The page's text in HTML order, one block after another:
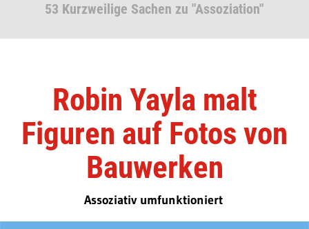
53 Kurzweilige Sachen zu "Assoziation"
Robin Yayla malt
Figuren auf Fotos von
Bauwerken
Assoziativ umfunktioniert